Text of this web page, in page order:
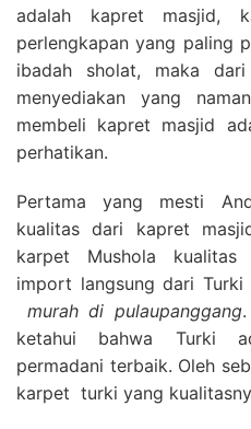
adalah kapret masjid,
perlengkapan yang paling
ibadah sholat, maka
menyediakan yang
membeli kapret masjid
perhatikan.
Pertama yang mesti
kualitas dari kapret
karpet Mushola kualitas
import langsung dari
murah di pulaupanggang
ketahui bahwa Turki
permadani terbaik. Oleh
karpet turki yang